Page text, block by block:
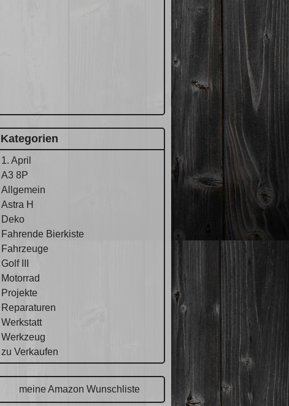
Kategorien
1. April
A3 8P
Allgemein
Astra H
Deko
Fahrende Bierkiste
Fahrzeuge
Golf III
Motorrad
Projekte
Reparaturen
Werkstatt
Werkzeug
zu Verkaufen
meine Amazon Wunschliste